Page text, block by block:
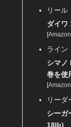
リール
ダイワ
[
ライン
シマ
巻を使
[
リーダ
シーガ
18lb)